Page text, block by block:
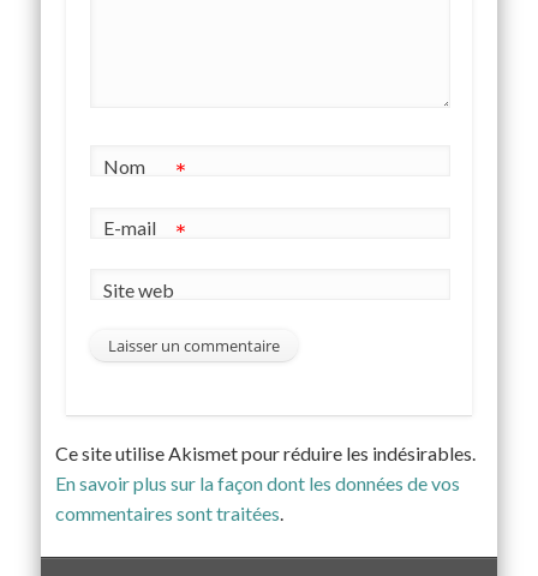
Nom *
E-mail *
Site web
Ce site utilise Akismet pour réduire les indésirables.
En savoir plus sur la façon dont les données de vos
commentaires sont traitées.